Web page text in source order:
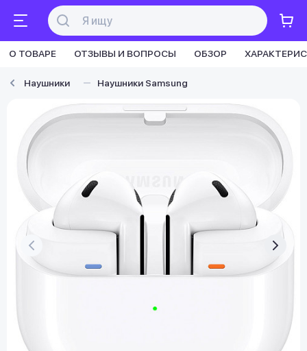
О ТОВАРЕ ОТЗЫВЫ И ВОПРОСЫ ОБЗОР
Наушники Наушники Samsung